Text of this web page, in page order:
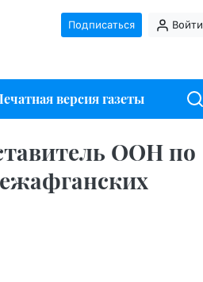
Подписаться Войти
версия газеты
ООН по